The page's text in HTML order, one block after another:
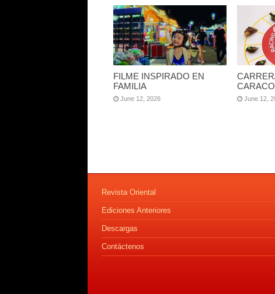
FILME INSPIRADO EN
FAMILIA
June 12, 2026 June 12,
Revista Oriental
Ediciones Anteriores
Descargas
Contáctenos